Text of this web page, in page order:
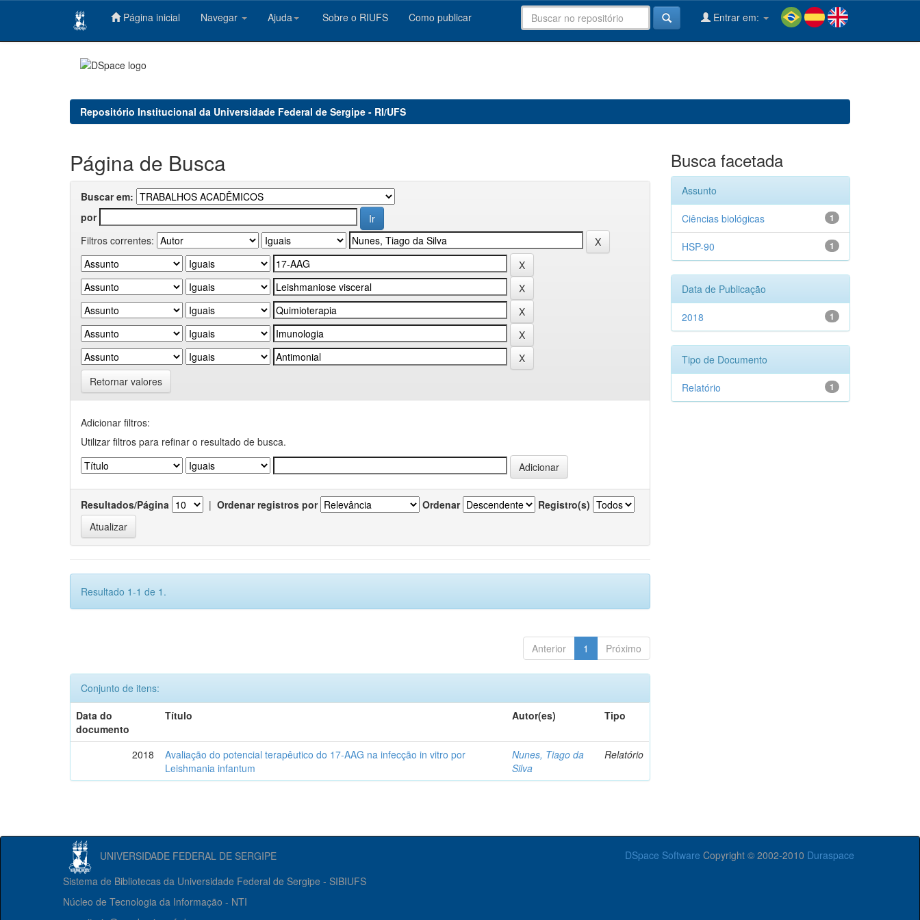
Página inicial Navegar Ajuda Sobre o RIUFS Como publicar Entrar em:
Repositório Institucional da Universidade Federal de Sergipe - RI/UFS
Página de Busca
Buscar em:
por
Filtros correntes:
Retornar valores
Adicionar filtros:
Utilizar filtros para refinar o resultado de busca.
Resultados/Página | Ordenar registros por Ordenar Registro(s)
Resultado 1-1 de 1.
Anterior 1 Próximo
Conjunto de itens:
Data do
documento
Título Autor(es) Tipo
2018
Avaliação do potencial terapêutico do 17-AAG na infecção in vitro por
Leishmania infantum
Nunes, Tiago da
Silva
Relatório
Busca facetada
Assunto
1
Ciências biológicas
1
HSP-90
Data de Publicação
1
2018
Tipo de Documento
1
Relatório
UNIVERSIDADE FEDERAL DE SERGIPE DSpace Software Copyright © 2002-2010 Duraspace
Sistema de Bibliotecas da Universidade Federal de Sergipe - SIBIUFS
Núcleo de Tecnologia da Informação - NTI